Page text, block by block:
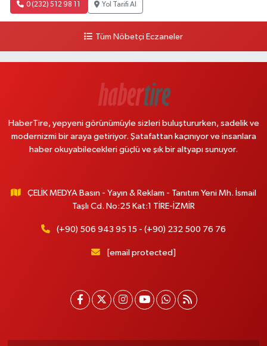
0 (232) 512 98 11 Yol Tarifi Al
Tüm Nöbetçi Eczaneler
HaberTire, yepyeni görünümüyle sizleri buluştururken, sadelik ve
modernizmi bir araya getiriyor. Şatafattan kaçınıyor ve insanlara
haber okuyabilecekleri güçlü ve şık bir altyapı sunuyor.
ÇELİK MEDYA Basın - Yayın & Reklam - Tanıtım Yeni Mh. İsmail
Taşlı Cd. No:25 Kat:1 TİRE-İZMİR
(+90) 506 943 95 15 - (+90) 232 500 76 76
[email protected]